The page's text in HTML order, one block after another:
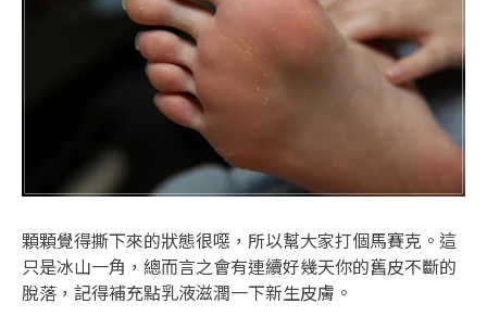
顆顆覺得撕下來的狀態很噁，所以幫大家打個馬賽克。這
只是冰山一角，總而言之會有連續好幾天你的舊皮不斷的
脫落，記得補充點乳液滋潤一下新生皮膚。